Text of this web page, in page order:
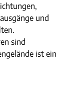
und
sind
ist ein